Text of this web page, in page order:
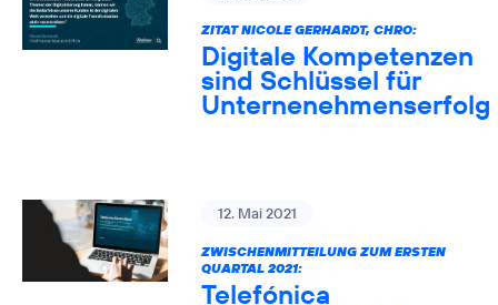
ZITAT NICOLE GERHARDT, CHRO:
Digitale Kompetenzen
sind Schlüssel für
Unternenehmenserfolg
12. Mai 2021
ZWISCHENMITTEILUNG ZUM ERSTEN
QUARTAL 2021:
Telefónica